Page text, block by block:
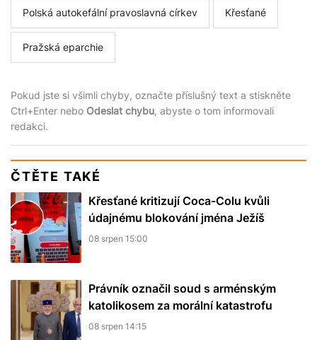
Polská autokefální pravoslavná církev Křesťané
Pražská eparchie
Pokud jste si všimli chyby, označte příslušný text a stiskněte
Ctrl+Enter nebo Odeslat chybu, abyste o tom informovali
redakci.
ČTĚTE TAKÉ
Křesťané kritizují Coca-Colu kvůli
údajnému blokování jména Ježíš
08 srpen 15:00
Právník označil soud s arménským
katolikosem za morální katastrofu
08 srpen 14:15